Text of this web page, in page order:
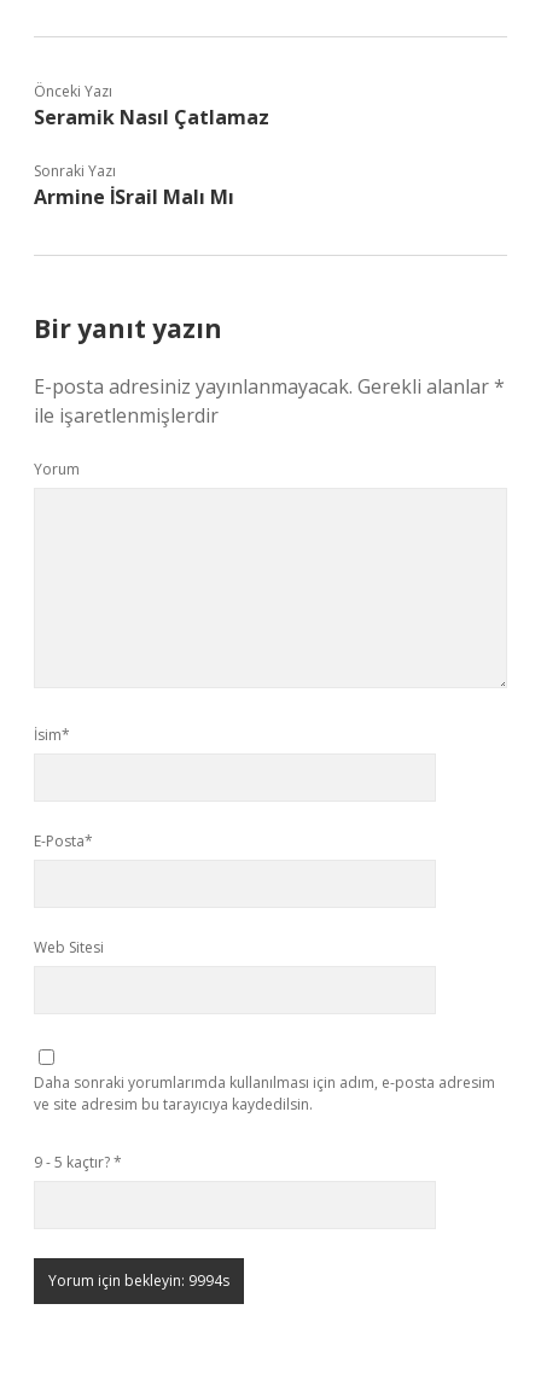
Önceki Yazı
Seramik Nasıl Çatlamaz
Sonraki Yazı
Armine İSrail Malı Mı
Bir yanıt yazın
E-posta adresiniz yayınlanmayacak. Gerekli alanlar*
ile işaretlenmişlerdir
Yorum
İsim*
E-Posta*
Web Sitesi
Daha sonraki yorumlarımda kullanılması için adım, e-posta adresim
ve site adresim bu tarayıcıya kaydedilsin.
9 - 5 kaçtır?*